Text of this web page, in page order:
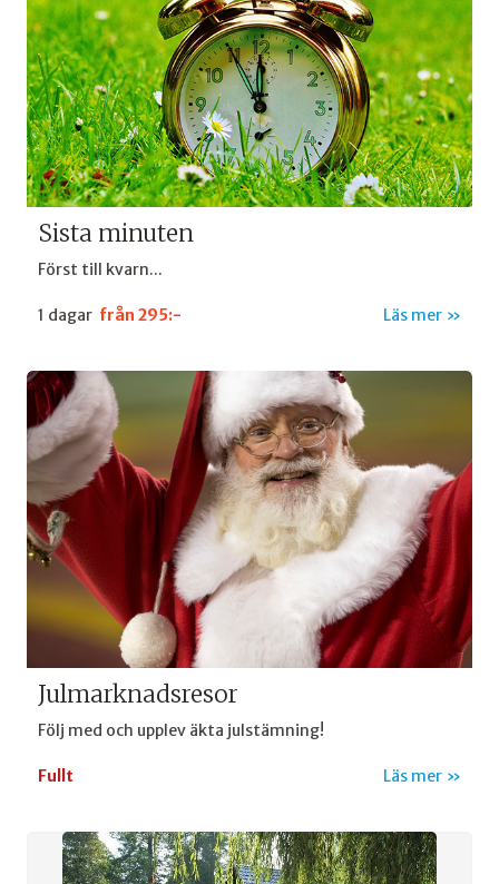
Sista minuten
Först till kvarn...
1 dagar från 295:- Läs mer
Julmarknadsresor
Följ med och upplev äkta julstämning!
Fullt Läs mer